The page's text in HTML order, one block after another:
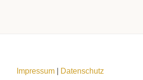
Impressum| Datenschutz